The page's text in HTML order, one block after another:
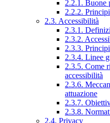
2.2.1. Buone
2.2.2. Principi
2.3. Accessibilità
2.3.1.
2.3.2.
2.3.3.
2.3.4. Linee
2.3.5. Come
accessibilità
2.3.6.
attuazione
2.3.7.
2.3.8.
2.4. Privacy